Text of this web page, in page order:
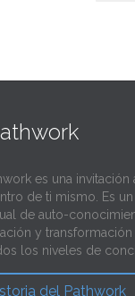
es una invitación
de ti mismo. Es
de auto-
y transformación
los niveles de
del Pathwork